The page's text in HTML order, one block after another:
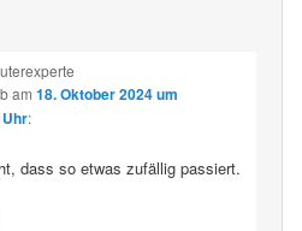
am 18. Oktober 2024 um
:
dass so etwas zufällig passiert.